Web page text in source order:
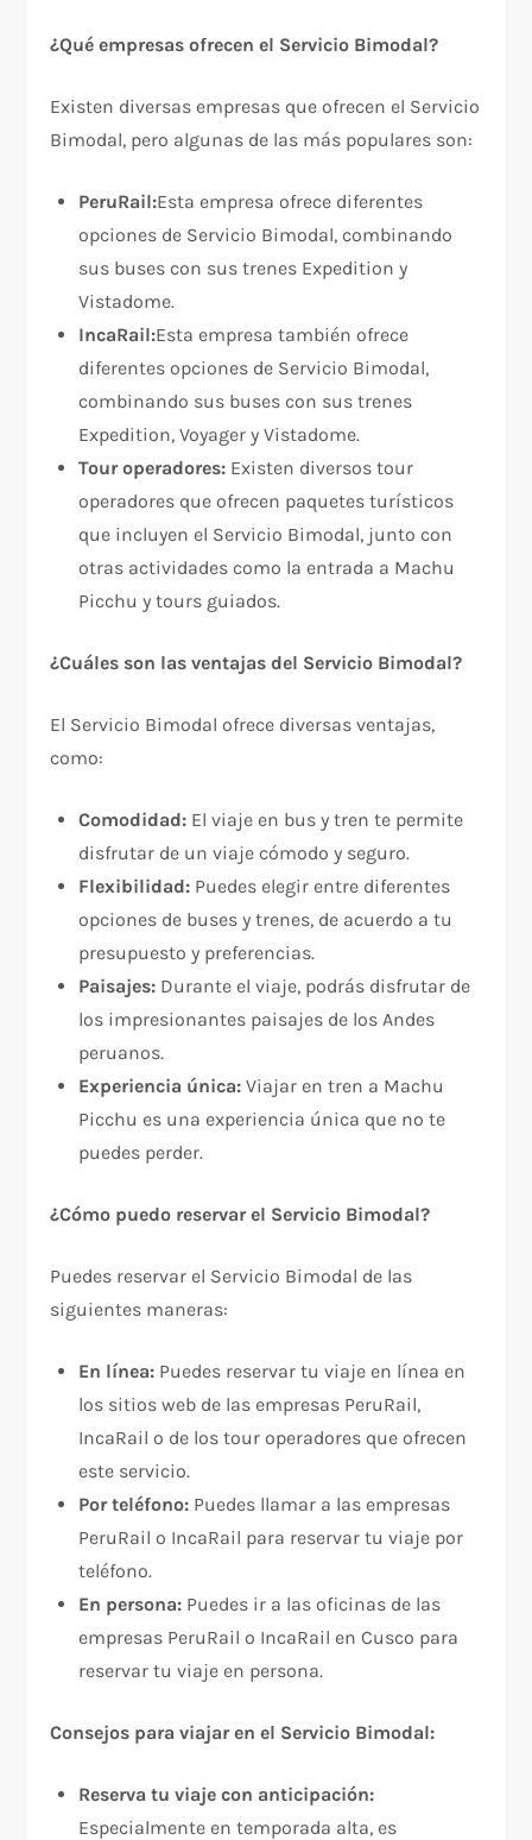
¿Qué empresas ofrecen el Servicio Bimodal?
Existen diversas empresas que ofrecen el Servicio
Bimodal, pero algunas de las más populares son:
PeruRail:Esta empresa ofrece diferentes
opciones de Servicio Bimodal, combinando
sus buses con sus trenes Expedition y
Vistadome.
IncaRail:Esta empresa también ofrece
diferentes opciones de Servicio Bimodal,
combinando sus buses con sus trenes
Expedition, Voyager y Vistadome.
Tour operadores: Existen diversos tour
operadores que ofrecen paquetes turísticos
que incluyen el Servicio Bimodal, junto con
otras actividades como la entrada a Machu
Picchu y tours guiados.
¿Cuáles son las ventajas del Servicio Bimodal?
El Servicio Bimodal ofrece diversas ventajas,
como:
Comodidad: El viaje en bus y tren te permite
disfrutar de un viaje cómodo y seguro.
Flexibilidad: Puedes elegir entre diferentes
opciones de buses y trenes, de acuerdo a tu
presupuesto y preferencias.
Paisajes: Durante el viaje, podrás disfrutar de
los impresionantes paisajes de los Andes
peruanos.
Experiencia única: Viajar en tren a Machu
Picchu es una experiencia única que no te
puedes perder.
¿Cómo puedo reservar el Servicio Bimodal?
Puedes reservar el Servicio Bimodal de las
siguientes maneras:
En línea: Puedes reservar tu viaje en línea en
los sitios web de las empresas PeruRail,
IncaRail o de los tour operadores que ofrecen
este servicio.
Por teléfono: Puedes llamar a las empresas
PeruRail o IncaRail para reservar tu viaje por
teléfono.
En persona: Puedes ir a las oficinas de las
empresas PeruRail o IncaRail en Cusco para
reservar tu viaje en persona.
Consejos para viajar en el Servicio Bimodal:
Reserva tu viaje con anticipación:
Especialmente en temporada alta, es